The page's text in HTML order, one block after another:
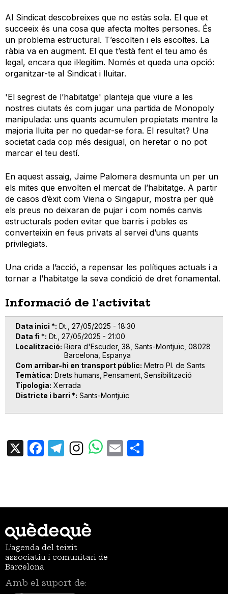
Al Sindicat descobreixes que no estàs sola. El que et
succeeix és una cosa que afecta moltes persones. És
un problema estructural. T’escolten i els escoltes. La
ràbia va en augment. El que t’està fent el teu amo és
legal, encara que il·legítim. Només et queda una opció:
organitzar-te al Sindicat i lluitar.
'El segrest de l’habitatge' planteja que viure a les
nostres ciutats és com jugar una partida de Monopoly
manipulada: uns quants acumulen propietats mentre la
majoria lluita per no quedar-se fora. El resultat? Una
societat cada cop més desigual, on heretar o no pot
marcar el teu destí.
En aquest assaig, Jaime Palomera desmunta un per un
els mites que envolten el mercat de l’habitatge. A partir
de casos d’èxit com Viena o Singapur, mostra per què
els preus no deixaran de pujar i com només canvis
estructurals poden evitar que barris i pobles es
converteixin en feus privats al servei d’uns quants
privilegiats.
Una crida a l’acció, a repensar les polítiques actuals i a
tornar a l’habitatge la seva condició de dret fonamental.
Informació de l'activitat
Data inici * Dt., 27/05/2025 - 18:30
Data fi * Dt., 27/05/2025 - 21:00
Localització Riera d'Escuder, 38, Sants-Montjuïc, 08028
Barcelona, Espanya
Com arribar-hi en transport públic Metro Pl. de Sants
Temàtica Drets humans Pensament Sensibilització
Tipologia Xerrada
Districte i barri * Sants-Montjuïc
X Facebook
TelegramEmail
L’agenda del teixit
associatiu i comunitari de
Barcelona
Amb el suport de: